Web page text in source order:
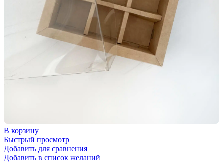
В корзину
Быстрый просмотр
Добавить для сравнения
Добавить в список желаний